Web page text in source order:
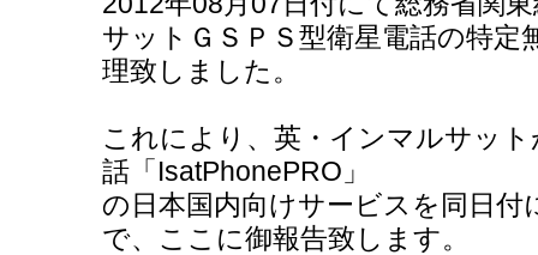
サットＧＳＰＳ型衛星電話の特定
理致しました。
これにより、英・インマルサッ
話「IsatPhonePRO」
の日本国内向けサービスを同日
で、ここに御報告致します。